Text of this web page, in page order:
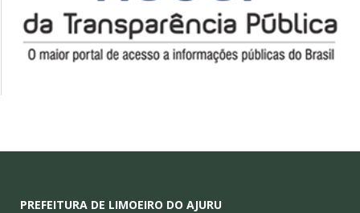
PREFEITURA DE LIMOEIRO DO AJURU